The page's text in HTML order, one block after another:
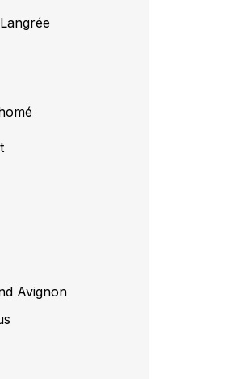
Avignon